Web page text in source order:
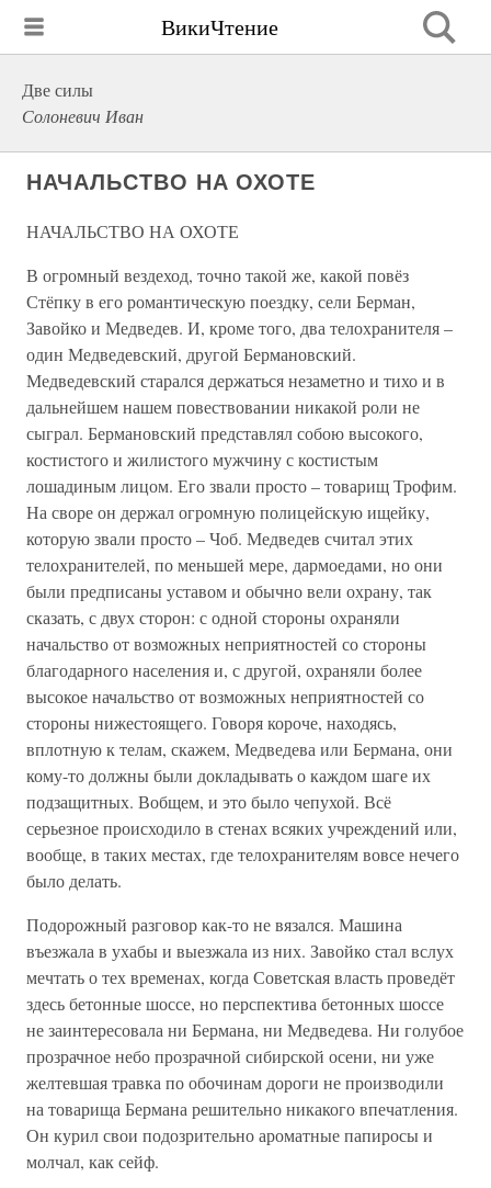
ВикиЧтение
Две силы
Солоневич Иван
НАЧАЛЬСТВО НА ОХОТЕ
НАЧАЛЬСТВО НА ОХОТЕ
В огромный вездеход, точно такой же, какой повёз
Стёпку в его романтическую поездку, сели Берман,
Завойко и Медведев. И, кроме того, два телохранителя –
один Медведевский, другой Бермановский.
Медведевский старался держаться незаметно и тихо и в
дальнейшем нашем повествовании никакой роли не
сыграл. Бермановский представлял собою высокого,
костистого и жилистого мужчину с костистым
лошадиным лицом. Его звали просто – товарищ Трофим.
На своре он держал огромную полицейскую ищейку,
которую звали просто – Чоб. Медведев считал этих
телохранителей, по меньшей мере, дармоедами, но они
были предписаны уставом и обычно вели охрану, так
сказать, с двух сторон: с одной стороны охраняли
начальство от возможных неприятностей со стороны
благодарного населения и, с другой, охраняли более
высокое начальство от возможных неприятностей со
стороны нижестоящего. Говоря короче, находясь,
вплотную к телам, скажем, Медведева или Бермана, они
кому-то должны были докладывать о каждом шаге их
подзащитных. Вобщем, и это было чепухой. Всё
серьезное происходило в стенах всяких учреждений или,
вообще, в таких местах, где телохранителям вовсе нечего
было делать.
Подорожный разговор как-то не вязался. Машина
въезжала в ухабы и выезжала из них. Завойко стал вслух
мечтать о тех временах, когда Советская власть проведёт
здесь бетонные шоссе, но перспектива бетонных шоссе
не заинтересовала ни Бермана, ни Медведева. Ни голубое
прозрачное небо прозрачной сибирской осени, ни уже
желтевшая травка по обочинам дороги не производили
на товарища Бермана решительно никакого впечатления.
Он курил свои подозрительно ароматные папиросы и
молчал, как сейф.